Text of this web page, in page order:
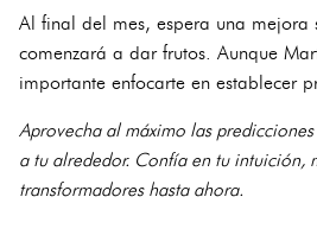
Al final del mes, espera una mejora
comenzará a dar frutos. Aunque
importante enfocarte en establecer
Aprovecha al máximo las
a tu alrededor. Confía en tu intuición,
transformadores hasta ahora.